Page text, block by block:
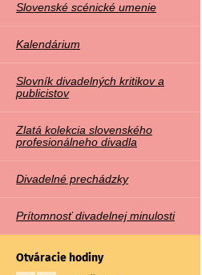
Slovenské scénické umenie
Kalendárium
Slovník divadelných kritikov a
publicistov
Zlatá kolekcia slovenského
profesionálneho divadla
Divadelné prechádzky
Prítomnosť divadelnej minulosti
Otváracie hodiny